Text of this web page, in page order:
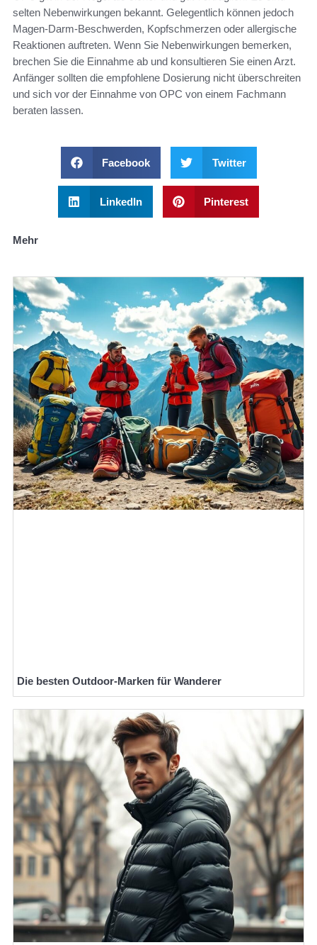
selten Nebenwirkungen bekannt. Gelegentlich können jedoch
Magen-Darm-Beschwerden, Kopfschmerzen oder allergische
Reaktionen auftreten. Wenn Sie Nebenwirkungen bemerken,
brechen Sie die Einnahme ab und konsultieren Sie einen Arzt.
Anfänger sollten die empfohlene Dosierung nicht überschreiten
und sich vor der Einnahme von OPC von einem Fachmann
beraten lassen.
Facebook Twitter
LinkedIn Pinterest
Mehr
Die besten Outdoor-Marken für Wanderer